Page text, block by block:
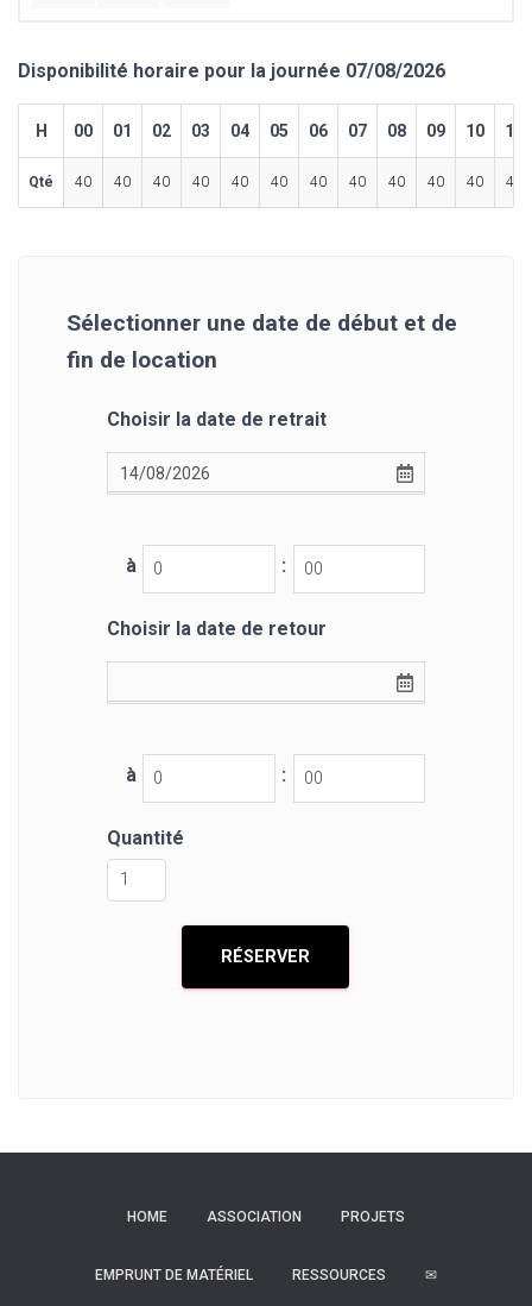
Disponibilité horaire pour la journée 07/08/2026
H 00 01 02 03 04 05 06 07 08 09 10 11
Qté 40 40 40 40 40 40 40 40 40 40 40 40
Sélectionner une date de début et de
fin de location
Choisir la date de retrait
à :
Choisir la date de retour
à :
Quantité
HOME ASSOCIATION PROJETS
EMPRUNT DE MATÉRIEL RESSOURCES ✉